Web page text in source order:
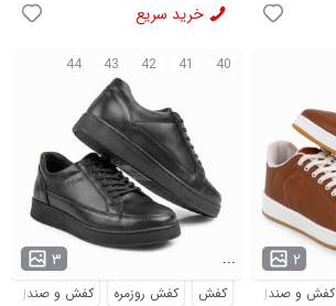
خرید سریع
40
41
42
43
44
۳ ...
کفش کفش روزمره کفش و صندل
۲
کفش و صندل